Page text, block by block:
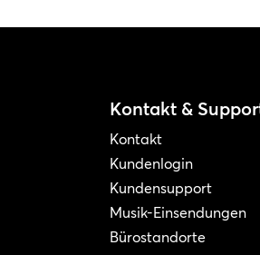
Kontakt &
Kontakt
Kundenlogin
Kundensupport
Musik-Einsendungen
Bürostandorte